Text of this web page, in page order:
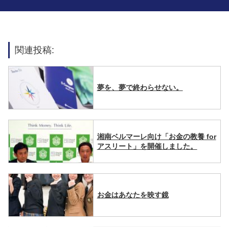
関連投稿:
夢を、夢で終わらせない。
湘南ベルマーレ向け「お金の教養 for
アスリート」を開催しました。
お金はあなたを映す鏡